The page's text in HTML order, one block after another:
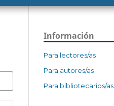
Información
Para lectores/as
Para autores/as
Para bibliotecarios/as